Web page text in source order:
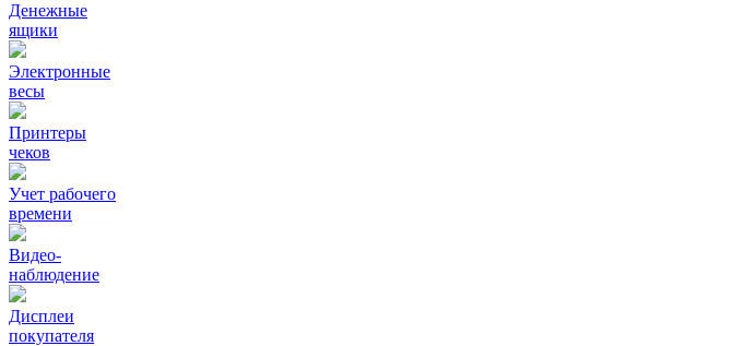
Денежные
ящики
Электронные
весы
Принтеры
чеков
Учет рабочего
времени
Видео‑
наблюдение
Дисплеи
покупателя